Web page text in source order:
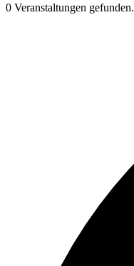
0 Veranstaltungen gefunden.